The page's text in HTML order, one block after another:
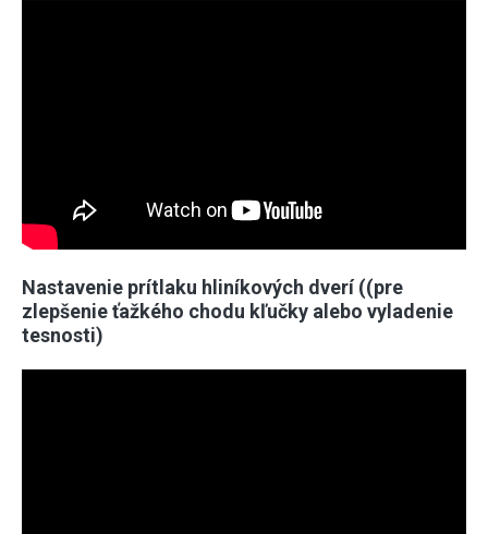
Nastavenie prítlaku hliníkových dverí ((pre
zlepšenie ťažkého chodu kľučky alebo vyladenie
tesnosti)